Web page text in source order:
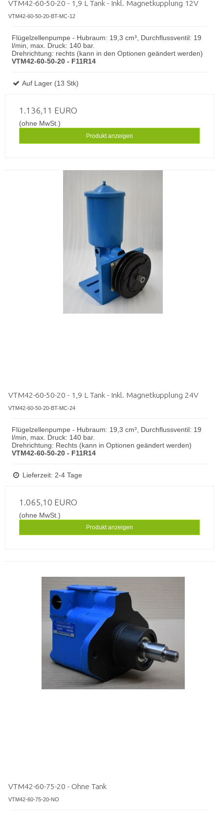
VTM42-60-50-20 - 1,9 L Tank - Inkl. Magnetkupplung 12V
VTM42-60-50-20-BT-MC-12
Flügelzellenpumpe - Hubraum: 19,3 cm³, Durchflussventil: 19
l/min, max. Druck: 140 bar.
Drehrichtung: rechts (kann in den Optionen geändert werden)
VTM42-60-50-20 - F11R14
Auf Lager (13 Stk)
1.136,11 EURO
(ohne MwSt.)
Produkt anzeigen
VTM42-60-50-20 - 1,9 L Tank - Inkl. Magnetkupplung 24V
VTM42-60-50-20-BT-MC-24
Flügelzellenpumpe - Hubraum: 19,3 cm³, Durchflussventil: 19
l/min, max. Druck: 140 bar.
Drehrichtung: Rechts (kann in Optionen geändert werden)
VTM42-60-50-20 - F11R14
Lieferzeit: 2-4 Tage
1.065,10 EURO
(ohne MwSt.)
Produkt anzeigen
VTM42-60-75-20 - Ohne Tank
VTM42-60-75-20-NO